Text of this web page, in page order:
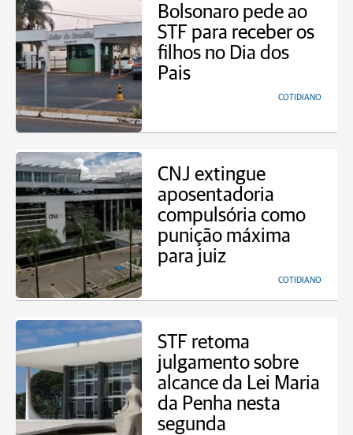
Bolsonaro pede ao
STF para receber os
filhos no Dia dos
Pais
COTIDIANO
CNJ extingue
aposentadoria
compulsória como
punição máxima
para juiz
COTIDIANO
STF retoma
julgamento sobre
alcance da Lei Maria
da Penha nesta
segunda